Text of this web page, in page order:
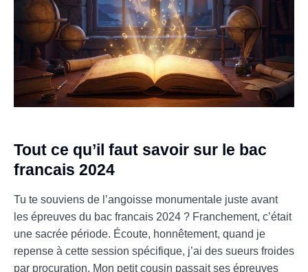
Tout ce qu’il faut savoir sur le bac
francais 2024
Tu te souviens de l’angoisse monumentale juste avant
les épreuves du bac francais 2024 ? Franchement, c’était
une sacrée période. Écoute, honnêtement, quand je
repense à cette session spécifique, j’ai des sueurs froides
par procuration. Mon petit cousin passait ses épreuves